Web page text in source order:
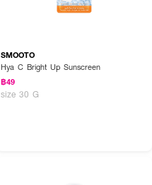
SMOOTO
Hya C Bright Up Sunscreen
฿49
size 30 G